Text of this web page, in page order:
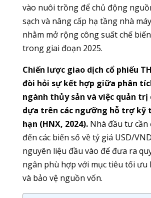
vào nuôi trồng để chủ động
sạch và nâng cấp hạ tầng nhà
nhằm mở rộng công suất chế
trong giai đoạn 2025.
Chiến lược giao dịch cổ phiếu
đòi hỏi sự kết hợp giữa phân
ngành thủy sản và việc quản trị
dựa trên các ngưỡng hỗ trợ kỹ
hạn (HNX, 2024).Nhà đầu tư cần
đến các biến số về tỷ giá USD/
nguyên liệu đầu vào để đưa ra
ngân phù hợp với mục tiêu tối ưu
và bảo vệ nguồn vốn.